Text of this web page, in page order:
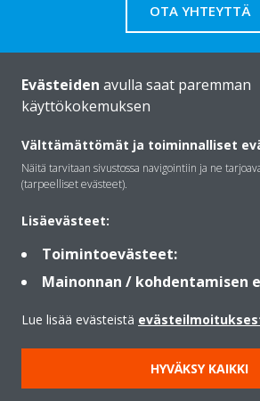
OTA YHTEYTTÄ
Daikinista
Ratkaisut
Yhteystiedot
Lämpöpumput
Copyright © Daikin
Evästeiden avulla saat paremman
käyttökokemuksen
Välttämättömät ja toiminnalliset
Näitä tarvitaan sivustossa navigointiin ja ne
(tarpeelliset evästeet).
Lisäevästeet:
Toimintoevästeet:
Mainonnan / kohdentamisen
Lue lisää evästeistä
HYVÄKSY KAIKKI